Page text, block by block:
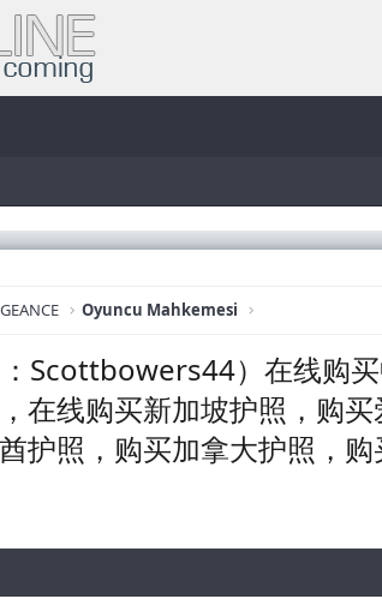
Oyuncu Mahkemesi
Scottbowers44）在线购
在线购买新加坡护照，购
护照，购买加拿大护照，